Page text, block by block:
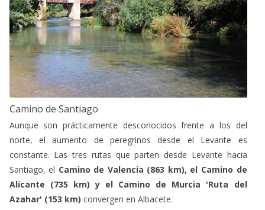
Camino de Santiago
Aunque son prácticamente desconocidos frente a los del
norte, el aumento de peregrinos desde el Levante es
constante. Las tres rutas que parten desde Levante hacia
Santiago, el
Camino de Valencia (863 km), el Camino de
Alicante (735 km) y el Camino de Murcia 'Ruta del
Azahar' (153 km)
convergen en Albacete.
En Minaya convergen dos de los Caminos de Santiago, el